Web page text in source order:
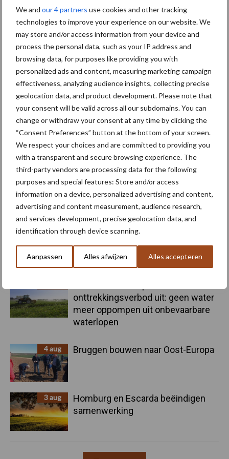
We and our 4 partners use cookies and other tracking
technologies to improve your experience on our website. We
may store and/or access information from your device and
process the personal data, such as your IP address and
browsing data, for purposes like providing you with
personalized ads and content, measuring marketing campaign
effectiveness, analyzing audience insights, collecting precise
geolocation data, and product development. Please note that
your consent will be valid across all our subdomains. You can
change or withdraw your consent at any time by clicking the
“Consent Preferences” button at the bottom of your screen.
We respect your choices and are committed to providing you
with a transparent and secure browsing experience. The
third-party vendors are processing data for the following
purposes and special features: Store and/or access
information on a device, personalized advertising and content,
advertising and content measurement, audience research,
and services development, precise geolocation data, and
identification through device scanning.
Aanpassen Alles afwijzen Alles accepteren
Primaire
Sidebar
Recent nieuws Partner nieuws
6 aug
"Hoge verwachtingen van schijven
voor kouters"
5 aug
Nieuwe compacte gedragen
pootcombinatie van AVR
onttrekkingsverbod uit: geen water
meer oppompen uit onbevaarbare
waterlopen
4 aug Bruggen bouwen naar Oost-Europa
3 aug
Homburg en Escarda beëindigen
samenwerking
Machines Duurzaamheid
Toon meer